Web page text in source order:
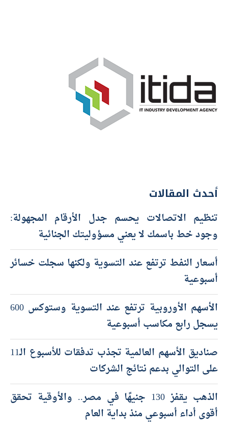
أحدث المقالات
تنظيم الاتصالات يحسم جدل الأرقام المجهولة:
وجود خط باسمك لا يعني مسؤوليتك الجنائية
أسعار النفط ترتفع عند التسوية ولكنها سجلت خسائر
أسبوعية
الأسهم الأوروبية ترتفع عند التسوية وستوكس 600
يسجل رابع مكاسب أسبوعية
صناديق الأسهم العالمية تجذب تدفقات للأسبوع الـ11
على التوالي بدعم نتائج الشركات
الذهب يقفز 130 جنيهًا في مصر.. والأوقية تحقق
أقوى أداء أسبوعي منذ بداية العام